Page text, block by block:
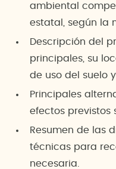
ambiental
estatal, según la
Descripción del
principales, su
de uso del suelo
Principales
efectos previstos
Resumen de las
técnicas para
necesaria.